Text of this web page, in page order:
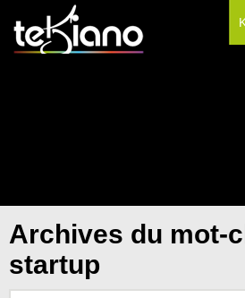
Archives du mot-
startup